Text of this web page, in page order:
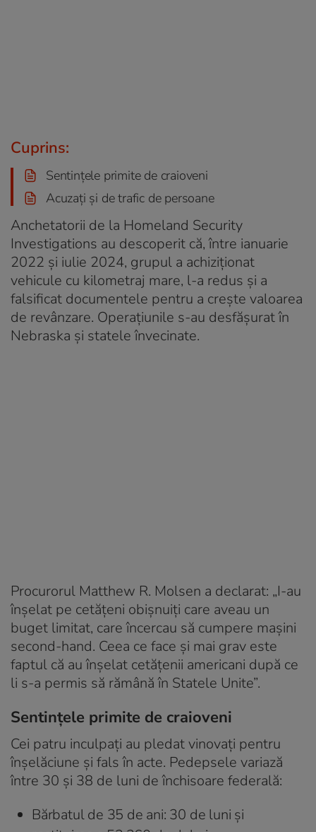
Cuprins:
Sentințele primite de craioveni
Acuzați și de trafic de persoane
Anchetatorii de la Homeland Security
Investigations au descoperit că, între ianuarie
2022 și iulie 2024, grupul a achiziționat
vehicule cu kilometraj mare, l-a redus și a
falsificat documentele pentru a crește valoarea
de revânzare. Operațiunile s-au desfășurat în
Nebraska și statele învecinate.
Procurorul Matthew R. Molsen a declarat: „I-au
înșelat pe cetățeni obișnuiți care aveau un
buget limitat, care încercau să cumpere mașini
second-hand. Ceea ce face și mai grav este
faptul că au înșelat cetățenii americani după ce
li s-a permis să rămână în Statele Unite”.
Sentințele primite de craioveni
Cei patru inculpați au pledat vinovați pentru
înșelăciune și fals în acte. Pedepsele variază
între 30 și 38 de luni de închisoare federală:
Bărbatul de 35 de ani: 30 de luni și